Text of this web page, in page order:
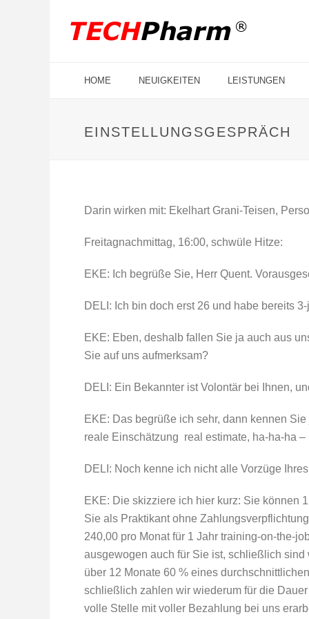
HOME NEUIGKEITEN LEISTUNGEN
EINSTELLUNGSGESPRÄCH
Darin wirken mit: Ekelhart Grani-Teisen,
Freitagnachmittag, 16:00, schwüle Hitze:
EKE: Ich begrüße Sie, Herr Quent.
DELI: Ich bin doch erst 26 und habe bereits 3-
EKE: Eben, deshalb fallen Sie ja auch aus
Sie auf uns aufmerksam?
DELI: Ein Bekannter ist Volontär bei Ihnen,
EKE: Das begrüße ich sehr, dann kennen
reale Einschätzung  real estimate, ha-ha-ha
DELI: Noch kenne ich nicht alle Vorzüge
EKE: Die skizziere ich hier kurz: Sie können
Sie als Praktikant ohne
240,00 pro Monat für 1 Jahr training-on-the-
ausgewogen auch für Sie ist, schließlich
über 12 Monate 60 % eines
schließlich zahlen wir wiederum für die
volle Stelle mit voller Bezahlung bei uns